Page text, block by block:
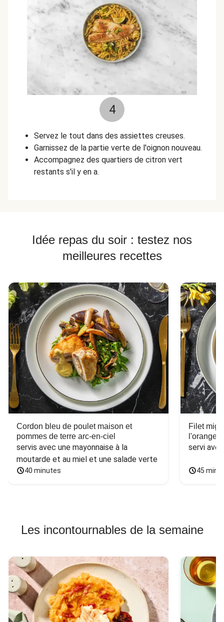
4
Servez le tout dans des assiettes creuses.
Garnissez de la partie verte de l'oignon nouveau.
Accompagnez des quartiers de citron vert
restants s'il y en a.
Idée repas du soir : testez nos
meilleures recettes
Cordon bleu de poulet maison et
pommes de terre arc-en-ciel
servis avec une mayonnaise à la
moutarde et au miel et une salade verte
40 minutes
Filet
l'orange
servi
45
Les incontournables de la semaine